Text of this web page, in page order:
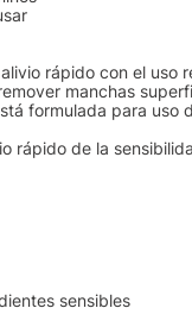
rápido con el uso
manchas
formulada para uso
rápido de la
sensibles